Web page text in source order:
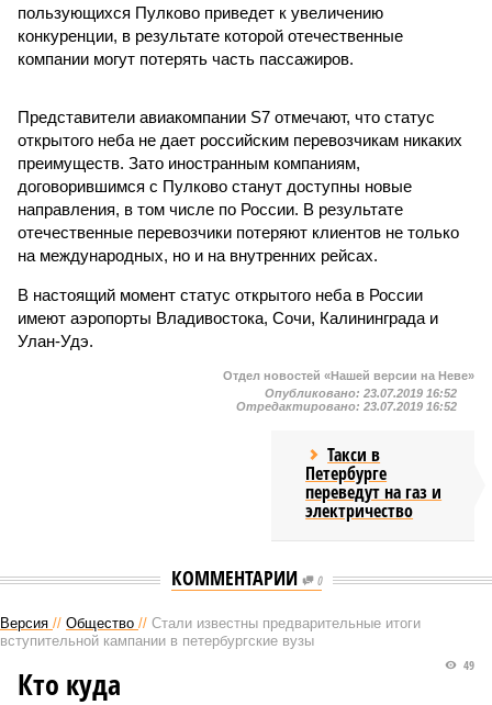
пользующихся Пулково приведет к увеличению
конкуренции, в результате которой отечественные
компании могут потерять часть пассажиров.
Представители авиакомпании S7 отмечают, что статус
открытого неба не дает российским перевозчикам никаких
преимуществ. Зато иностранным компаниям,
договорившимся с Пулково станут доступны новые
направления, в том числе по России. В результате
отечественные перевозчики потеряют клиентов не только
на международных, но и на внутренних рейсах.
В настоящий момент статус открытого неба в России
имеют аэропорты Владивостока, Сочи, Калининграда и
Улан-Удэ.
Отдел новостей «Нашей версии на Неве»
Опубликовано: 23.07.2019 16:52
Отредактировано: 23.07.2019 16:52
Такси в
Петербурге
переведут на газ и
электричество
КОММЕНТАРИИ 0
Версия // Общество // Стали известны предварительные итоги
вступительной кампании в петербургские вузы
49
Кто куда